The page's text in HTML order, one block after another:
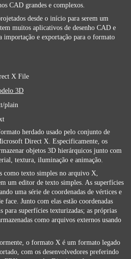
CAD grandes e complexos.
desde o início para serem um
muitos aplicativos de desenho CAD e
importação e exportação para o formato
X File
3D
plain
herdado usado pelo conjunto de
Direct X. Especificamente, os
objetos 3D hierárquicos junto com
textura, iluminação e animação.
como texto simples no arquivo X,
um editor de texto simples. As superfícies
uma série de coordenadas de vértices e
face. Junto com elas estão coordenadas
para superfícies texturizadas; as próprias
como arquivos externos usando
o formato X é um formato legado
com os desenvolvedores preferindo